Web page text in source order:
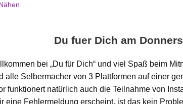
bei „Du für Dich“ und viel Spaß beim
alle Selbermacher von 3 Plattformen auf einer
funktionert natürlich auch die Teilnahme von
eine Fehlermeldung erscheint, ist das kein